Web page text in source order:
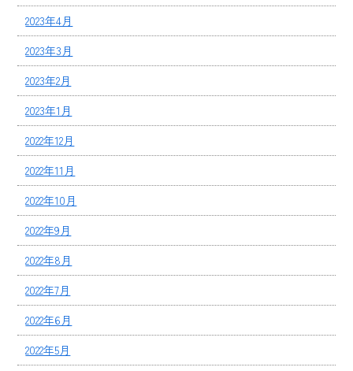
2023年4月
2023年3月
2023年2月
2023年1月
2022年12月
2022年11月
2022年10月
2022年9月
2022年8月
2022年7月
2022年6月
2022年5月